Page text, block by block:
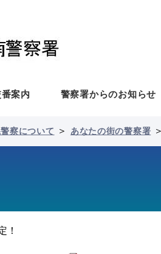
案内 警察署からのお知らせ
察について ＞ あなたの街の警察署
！